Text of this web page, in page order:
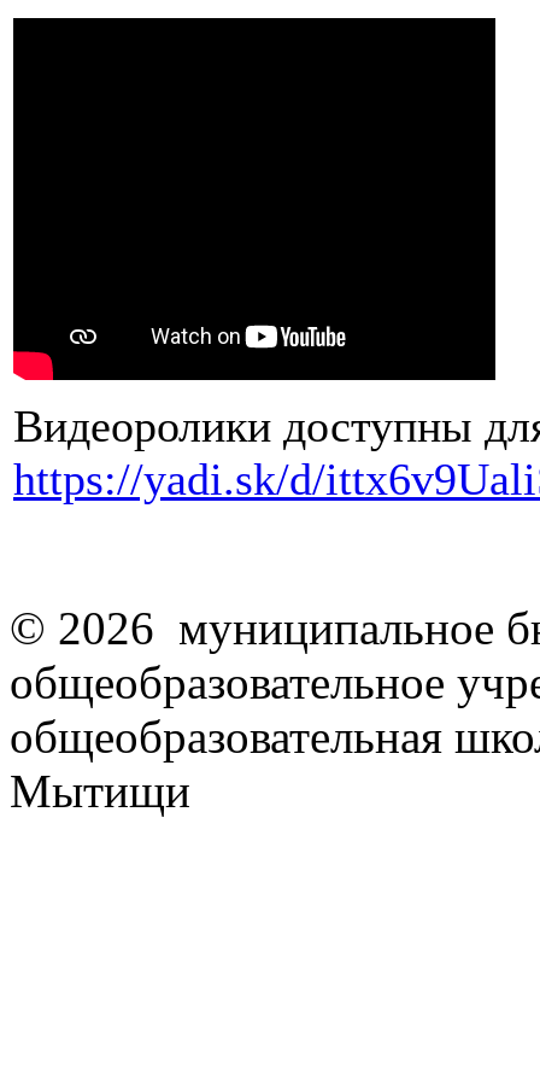
Видеоролики доступны
https://yadi.sk/d/
© 2026 муниципальное
общеобразовательное
общеобразовательная
Мытищи